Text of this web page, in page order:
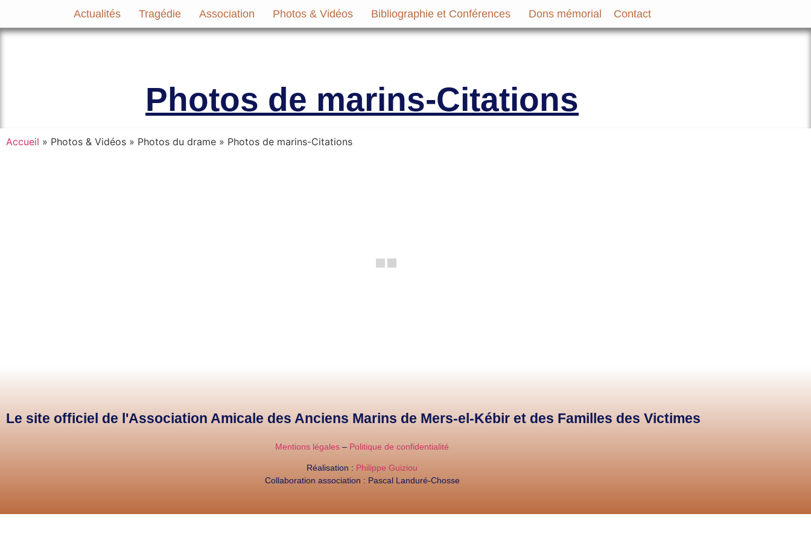
Actualités Tragédie Association Photos & Vidéos Bibliographie et Conférences Dons mémorial Contact
Photos de marins-Citations
Accueil » Photos & Vidéos » Photos du drame » Photos de marins-Citations
Le site officiel de l'Association Amicale des Anciens Marins de Mers-el-Kébir et des Familles des Victimes
Mentions légales – Politique de confidentialité
Réalisation : Philippe Guiziou
Collaboration association : Pascal Landuré-Chosse